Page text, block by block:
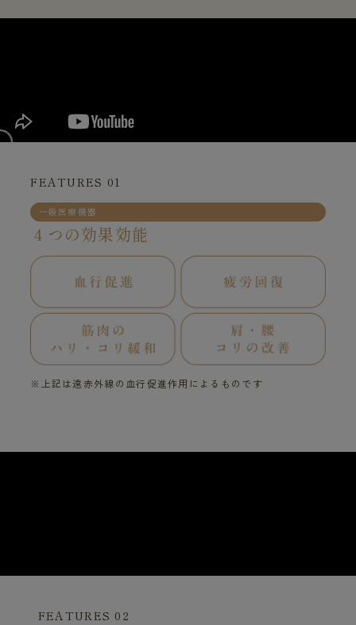
FEATURES 01
一般医療機器
４つの効果効能
※上記は遠赤外線の血行促進作用によるものです
FEATURES 02